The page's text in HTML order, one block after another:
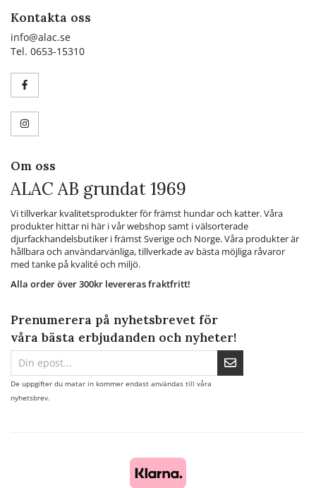
Kontakta oss
info@alac.se
Tel. 0653-15310
Om oss
ALAC AB grundat 1969
Vi tillverkar kvalitetsprodukter för främst hundar och katter. Våra
produkter hittar ni här i vår webshop samt i välsorterade
djurfackhandelsbutiker i främst Sverige och Norge. Våra produkter är
hållbara och användarvänliga, tillverkade av bästa möjliga råvaror
med tanke på kvalité och miljö.
Alla order över 300kr levereras fraktfritt!
Prenumerera på nyhetsbrevet för
våra bästa erbjudanden och nyheter!
De uppgifter du matar in kommer endast användas till våra
nyhetsbrev.